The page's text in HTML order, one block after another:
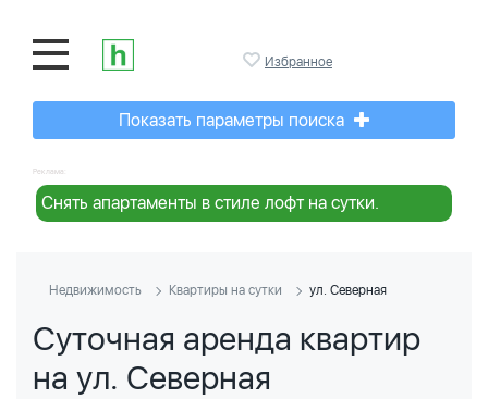
Избранное
Показать параметры поиска
Реклама:
Снять апартаменты в стиле лофт на сутки.
Недвижимость Квартиры на сутки ул. Северная
Суточная аренда квартир
на ул. Северная